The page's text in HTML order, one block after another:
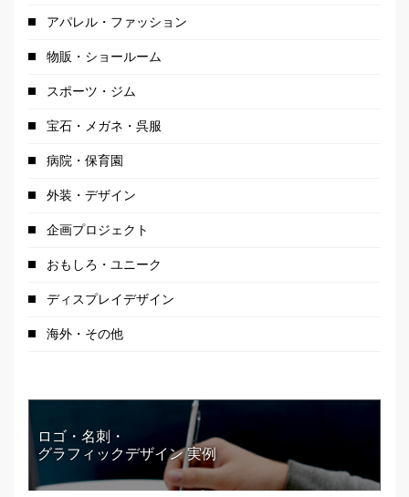
アパレル・ファッション
物販・ショールーム
スポーツ・ジム
宝石・メガネ・呉服
病院・保育園
外装・デザイン
企画プロジェクト
おもしろ・ユニーク
ディスプレイデザイン
海外・その他
ロゴ・名刺・
グラフィックデザイン 実例